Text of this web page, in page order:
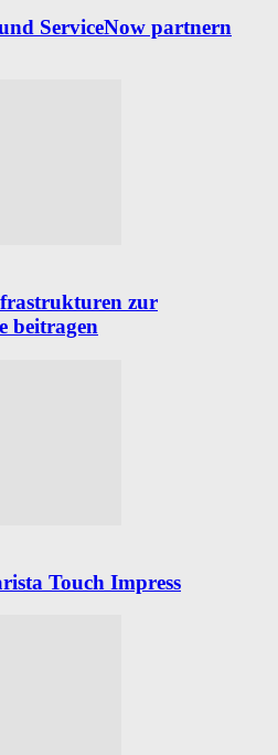
ServiceNow partnern
zur
beitragen
Touch Impress